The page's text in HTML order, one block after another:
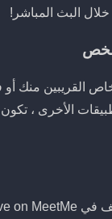
البث المباشر!
شخص
القريبين منك أو
الأخرى ، تكون